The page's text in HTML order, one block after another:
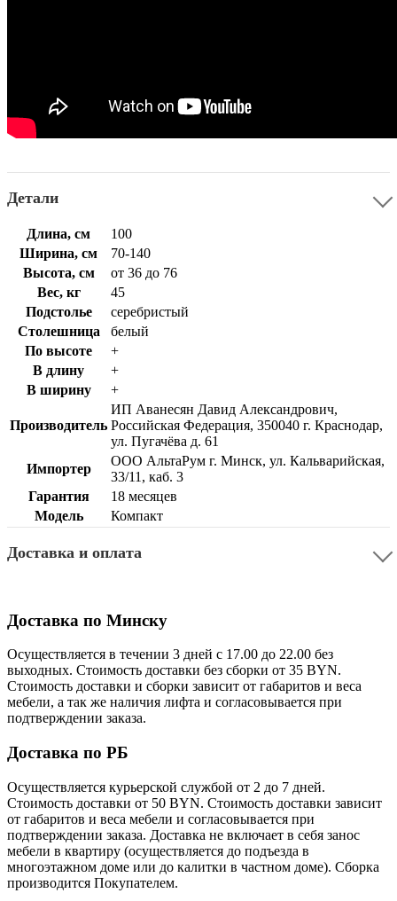
Детали
Длина, см
100
Ширина, см
70-140
Высота, см
от 36 до 76
Вес, кг
45
Подстолье
серебристый
Столешница
белый
По высоте
+
В длину
+
В ширину
+
Производитель
ИП Аванесян Давид Александрович,
Российская Федерация, 350040 г. Краснодар,
ул. Пугачёва д. 61
Импортер
ООО АльтаРум г. Минск, ул. Кальварийская,
33/11, каб. 3
Гарантия
18 месяцев
Модель
Компакт
Доставка и оплата
Доставка по Минску
Осуществляется в течении 3 дней с 17.00 до 22.00 без
выходных. Стоимость доставки без сборки от 35 BYN.
Стоимость доставки и сборки зависит от габаритов и веса
мебели, а так же наличия лифта и согласовывается при
подтверждении заказа.
Доставка по РБ
Осуществляется курьерской службой от 2 до 7 дней.
Стоимость доставки от 50 BYN. Стоимость доставки зависит
от габаритов и веса мебели и согласовывается при
подтверждении заказа. Доставка не включает в себя занос
мебели в квартиру (осуществляется до подъезда в
многоэтажном доме или до калитки в частном доме). Сборка
производится Покупателем.